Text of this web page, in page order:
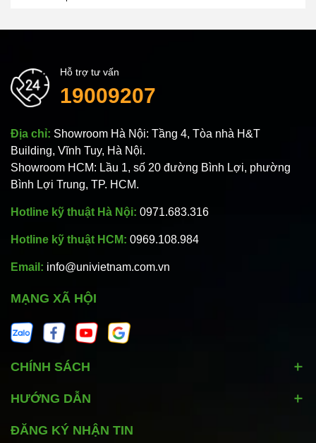
Hỗ trợ tư vấn
19009207
Địa chỉ: Showroom Hà Nội: Tầng 4, Tòa nhà H&T
Building, Vĩnh Tuy, Hà Nội.
Showroom HCM: Lầu 1, số 20 đường Bình Lợi, phường
Bình Lợi Trung, TP. HCM.
Hotline kỹ thuật Hà Nội: 0971.683.316
Hotline kỹ thuật HCM: 0969.108.984
Email: info@univietnam.com.vn
MẠNG XÃ HỘI
CHÍNH SÁCH
HƯỚNG DẪN
ĐĂNG KÝ NHẬN TIN